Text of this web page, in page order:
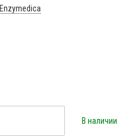
Enzymedica
В наличии